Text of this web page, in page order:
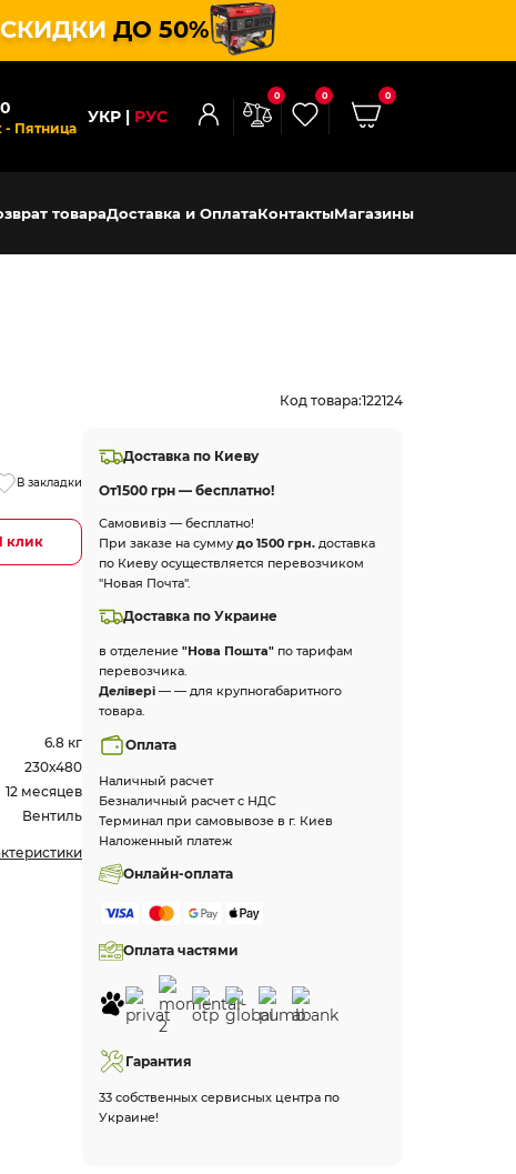
СКИДКИ ДО 50%
- Пятница
УКР РУС
0 0 0
товараДоставка и ОплатаКонтактыМагазины
Код товара:122124
В закладки
клик
6.8 кг
230х480
12 месяцев
Вентиль
Доставка по Киеву
От1500 грн — бесплатно!
Самовивіз — бесплатно!
При заказе на сумму до 1500 грн.доставка
по Киеву осуществляется перевозчиком
"Новая Почта".
Доставка по Украине
в отделение "Нова Пошта" по тарифам
перевозчика.
Делівері— — для крупногабаритного
товара.
Оплата
Наличный расчет
Безналичный расчет с НДС
Терминал при самовывозе в г. Киев
Наложенный платеж
Онлайн-оплата
Оплата частями
Гарантия
33 собственных сервисных центра по
Украине!